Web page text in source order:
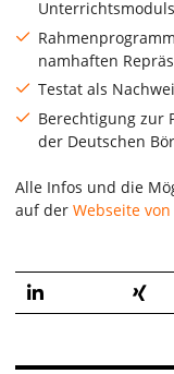
Unterrichtsmoduls
namhaften
Testat als
Berechtigung zur
der Deutschen
Alle Infos und die
auf der Webseite von